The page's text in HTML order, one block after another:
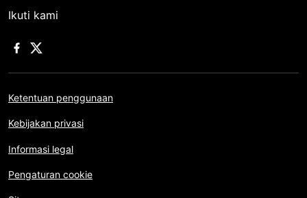
Ikuti kami
Ketentuan penggunaan
Kebijakan privasi
Informasi legal
Pengaturan cookie